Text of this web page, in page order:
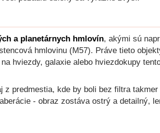
a planetárnych hmlovín, akými sú
hmlovinu (M57). Práve tieto
hviezdy, galaxie alebo hviezdokupy
predmestia, kde by boli bez filtra
- obraz zostáva ostrý a detailný,